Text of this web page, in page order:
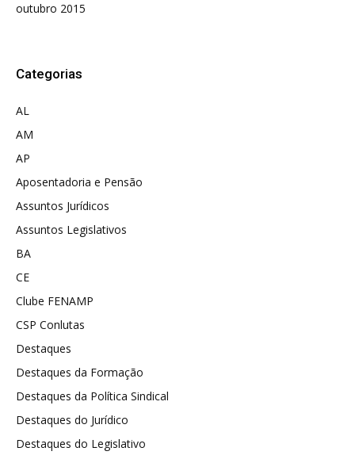
outubro 2015
Categorias
AL
AM
AP
Aposentadoria e Pensão
Assuntos Jurídicos
Assuntos Legislativos
BA
CE
Clube FENAMP
CSP Conlutas
Destaques
Destaques da Formação
Destaques da Política Sindical
Destaques do Jurídico
Destaques do Legislativo